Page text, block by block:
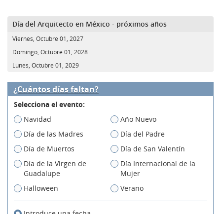
Día del Arquitecto en México - próximos años
Viernes, Octubre 01, 2027
Domingo, Octubre 01, 2028
Lunes, Octubre 01, 2029
¿Cuántos días faltan?
Selecciona el evento:
Navidad
Año Nuevo
Día de las Madres
Día del Padre
Día de Muertos
Día de San Valentín
Día de la Virgen de
Guadalupe
Día Internacional de la
Mujer
Halloween
Verano